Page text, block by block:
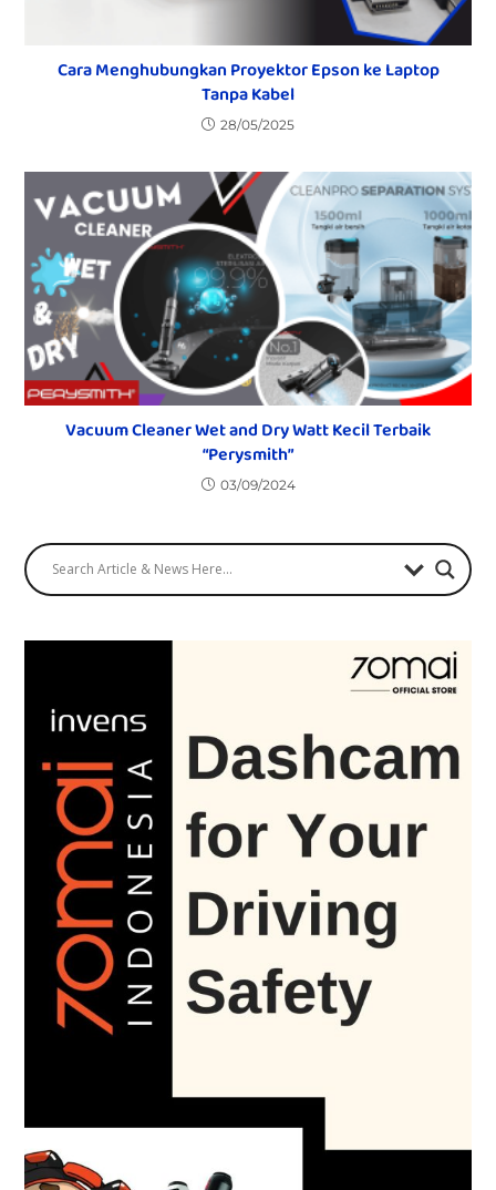
Cara Menghubungkan Proyektor Epson ke Laptop
Tanpa Kabel
28/05/2025
Vacuum Cleaner Wet and Dry Watt Kecil Terbaik
“Perysmith”
03/09/2024